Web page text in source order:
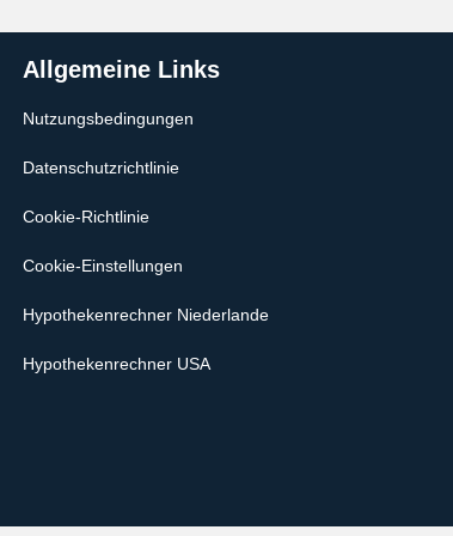
Allgemeine Links
Nutzungsbedingungen
Datenschutzrichtlinie
Cookie-Richtlinie
Cookie-Einstellungen
Hypothekenrechner Niederlande
Hypothekenrechner USA